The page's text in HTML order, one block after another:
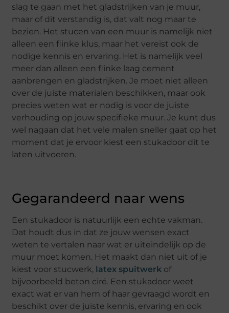
slag te gaan met het gladstrijken van je muur,
maar of dit verstandig is, dat valt nog maar te
bezien. Het stucen van een muur is namelijk niet
alleen een flinke klus, maar het vereist ook de
nodige kennis en ervaring. Het is namelijk veel
meer dan alleen een flinke laag cement
aanbrengen en gladstrijken. Je moet niet alleen
over de juiste materialen beschikken, maar ook
precies weten wat er nodig is voor de juiste
verhouding op jouw specifieke muur. Je kunt dus
wel nagaan dat het vele malen sneller gaat op het
moment dat je ervoor kiest een stukadoor dit te
laten uitvoeren.
Gegarandeerd naar wens
Een stukadoor is natuurlijk een echte vakman.
Dat houdt dus in dat ze jouw wensen exact
weten te vertalen naar wat er uiteindelijk op de
muur moet komen. Het maakt dan niet uit of je
kiest voor stucwerk, latex spuitwerk of
bijvoorbeeld beton ciré. Een stukadoor weet
exact wat er van hem of haar gevraagd wordt en
beschikt over de juiste kennis, ervaring en ook